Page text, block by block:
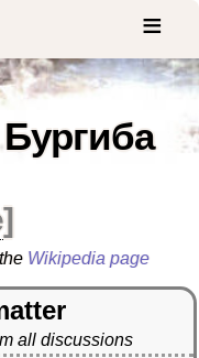
]
Wikipedia page
all discussions